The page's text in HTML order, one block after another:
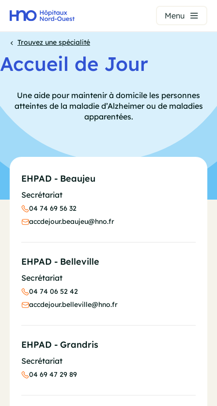
contenu
principal
Menu
Fil
d'Ariane
Trouvez une spécialité
Accueil de Jour
Une aide pour maintenir à domicile les personnes
atteintes de la maladie d’Alzheimer ou de maladies
apparentées.
EHPAD - Beaujeu
Secrétariat
04 74 69 56 32
accdejour.beaujeu@hno.fr
EHPAD - Belleville
Secrétariat
04 74 06 52 42
accdejour.belleville@hno.fr
EHPAD - Grandris
Secrétariat
04 69 47 29 89